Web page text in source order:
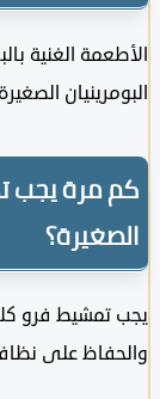
الغنية
الصغيرة.
يجب
فرو كلاب
على نظافته.